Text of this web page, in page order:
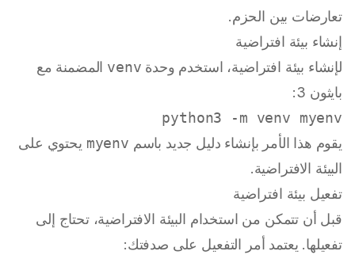
تعارضات بين الحزم.
إنشاء بيئة افتراضية
لإنشاء بيئة افتراضية، استخدم وحدة venv المضمنة مع
بايثون 3:
python3 -m venv myenv
يقوم هذا الأمر بإنشاء دليل جديد باسم myenv يحتوي على
البيئة الافتراضية.
تفعيل بيئة افتراضية
قبل أن تتمكن من استخدام البيئة الافتراضية، تحتاج إلى
تفعيلها. يعتمد أمر التفعيل على صدفتك: